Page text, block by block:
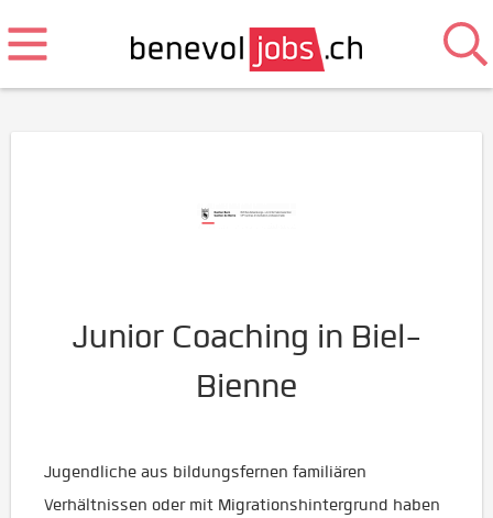
Junior Coaching in Biel-
Bienne
Jugendliche aus bildungsfernen familiären
Verhältnissen oder mit Migrationshintergrund haben